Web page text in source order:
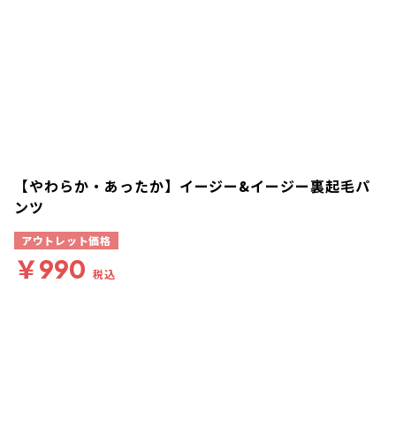
【やわらか・あったか】イージー&イージー裏起毛パ
ンツ
アウトレット価格
￥990 税込